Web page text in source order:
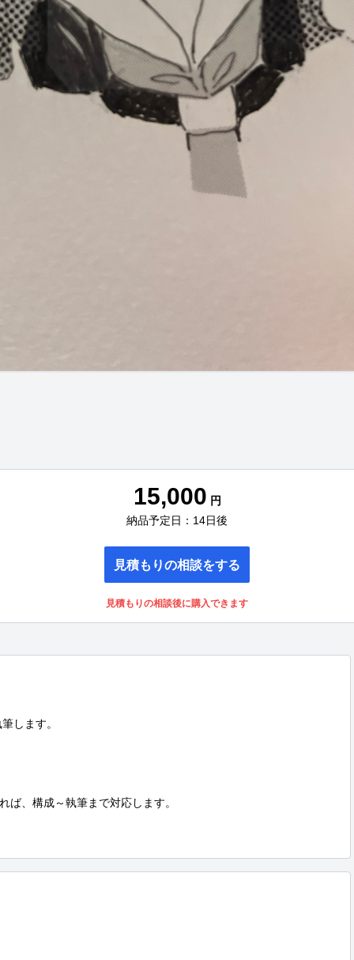
15,000 円
納品予定日：14日後
見積もりの相談をする
見積もりの相談後に購入できます
します。
ば、構成～執筆まで対応します。